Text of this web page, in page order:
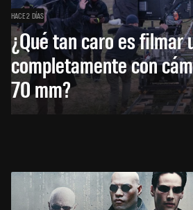
HACE 2 DÍAS
¿Qué tan caro es filmar
completamente con
70 mm?